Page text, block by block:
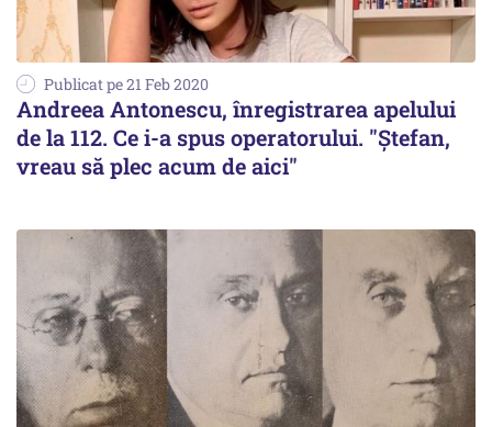
Publicat pe 21 Feb 2020
Andreea Antonescu, înregistrarea apelului
de la 112. Ce i-a spus operatorului. "Ștefan,
vreau să plec acum de aici"